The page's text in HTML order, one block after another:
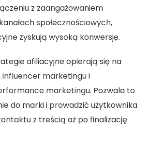
z zaangażowaniem
społecznościowych,
zyskują wysoką konwersję.
afiliacyjne opierają się na
influencer marketingu i
marketingu. Pozwala to
do marki i prowadzić użytkownika
z treścią aż po finalizację